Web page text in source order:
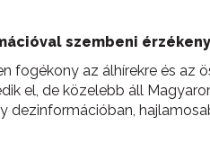
szembeni
fogékony az álhírekre és az
el, de közelebb áll
dezinformációban,